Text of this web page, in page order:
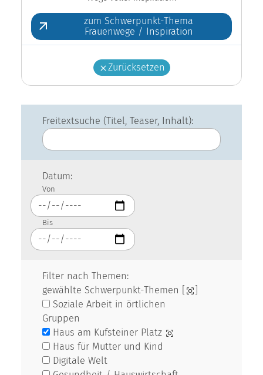
zum Schwerpunkt-Thema
Frauenwege / Inspiration
Zurücksetzen
Freitextsuche (Titel, Teaser, Inhalt):
Datum:
Von
Bis
Filter nach Themen:
gewählte Schwerpunkt-Themen [
Soziale Arbeit in örtlichen
Gruppen
Haus am Kufsteiner Platz
Haus für Mutter und Kind
Digitale Welt